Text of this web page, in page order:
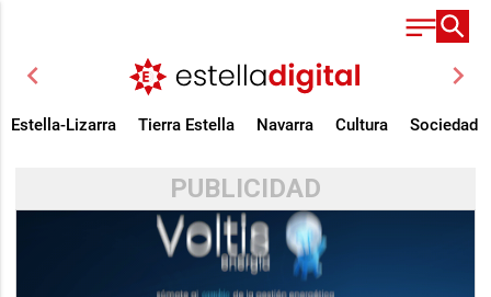
chevron_left chevron_right
Estella-Lizarra Tierra Estella Navarra Cultura Sociedad
PUBLICIDAD